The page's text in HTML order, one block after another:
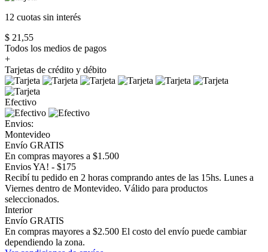
12 cuotas sin interés
$ 21,55
Todos los medios de pagos
+
Tarjetas de crédito y débito
Efectivo
Envios:
Montevideo
Envío GRATIS
En compras mayores a $1.500
Envios YA! - $175
Recibí tu pedido en 2 horas comprando antes de las 15hs. Lunes a
Viernes dentro de Montevideo. Válido para productos
seleccionados.
Interior
Envío GRATIS
En compras mayores a $2.500 El costo del envío puede cambiar
dependiendo la zona.